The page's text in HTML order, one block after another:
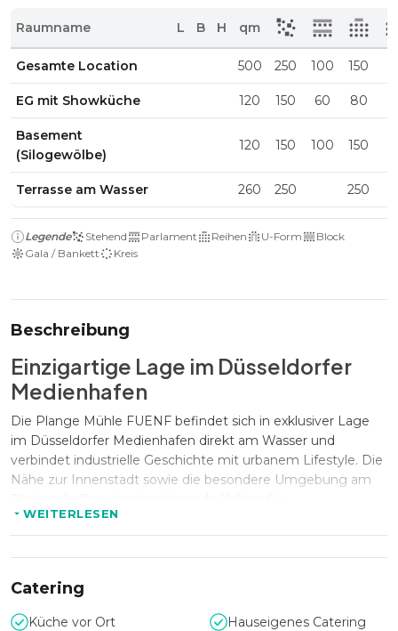
Raumname L B H qm
Gesamte Location 500 250 100 150
EG mit Showküche 120 150 60 80
Basement
(Silogewölbe)
120 150 100 150
Terrasse am Wasser 260 250 250
Legende Stehend Parlament Reihen U-Form
Block
Gala / Bankett
Kreis
Beschreibung
Einzigartige Lage im Düsseldorfer
Medienhafen
Die Plange Mühle FUENF befindet sich in exklusiver Lage
im Düsseldorfer Medienhafen direkt am Wasser und
verbindet industrielle Geschichte mit urbanem Lifestyle. Die
Nähe zur Innenstadt sowie die besondere Umgebung am
Firmenveranstaltungen mit besonderem Anspruch. Die
historische Mühlenarchitektur verleiht der Location einen
unverwechselbaren Charakter und hebt sie deutlich von
klassischen Eventflächen ab.
WEITERLESEN
Catering
Küche vor Ort
Hauseigenes Catering